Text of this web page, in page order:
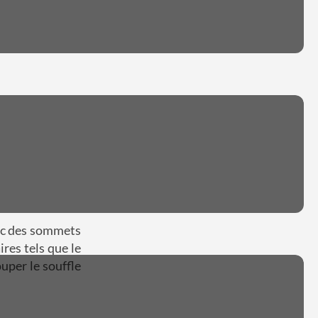
des sommets
tels que le
le souffle